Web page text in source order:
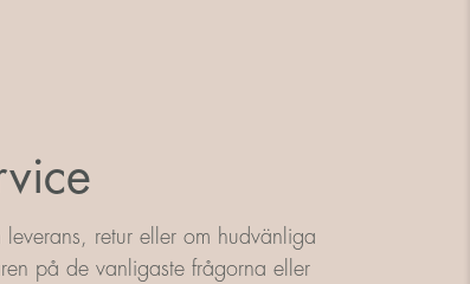
retur eller om hudvänliga
på de vanligaste frågorna eller